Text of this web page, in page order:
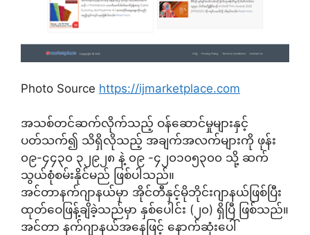
Photo Source https://ijmarketplace.com
အသစ်တင်ဆက်လိုက်သည့် ဝန်ဆောင်မှုများနှင့်
ပတ်သက်၍ သိရှိလိုသည့် အချက်အလက်များကို ဖုန်း
၀၉-၄၄၃၀ ၃၂၉၂၈ နဲ့ ၀၉ -၄၂၀၁၀၅၃၀၀ သို့ ဆက်
သွယ်စုံစမ်းနိုင်မည် ဖြစ်ပါသည်။
အင်တာနက်ဂျာနယ်မှာ အိုင်တီနှင့်မိုဘိုင်းဂျာနယ်ဖြစ်ပြီး
ထုတ်ဝေဖြန့်ချိခဲ့သည်မှာ နှစ်ပေါင်း (၂၀) ရှိပြီ ဖြစ်သည်။
အင်တာ နက်ဂျာနယ်အနေဖြင့် နောက်ဆုံးပေါ်